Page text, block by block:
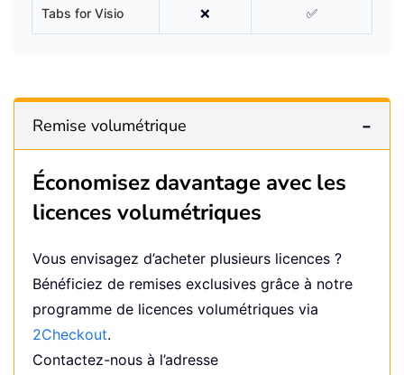
Tabs for Visio ❌ ✅
Remise volumétrique
Économisez davantage avec les
licences volumétriques
Vous envisagez d’acheter plusieurs licences ?
Bénéficiez de remises exclusives grâce à notre
programme de licences volumétriques via
2Checkout.
Contactez-nous à l’adresse